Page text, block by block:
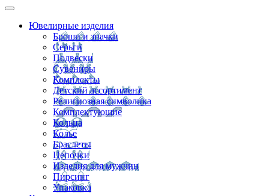
Ювелирные изделия
Броши и значки
Серьги
Подвески
Сувениры
Комплекты
Детский ассортимент
Религиозная символика
Комплектующие
Кольца
Колье
Браслеты
Цепочки
Изделия для мужчин
Пирсинг
Упаковка